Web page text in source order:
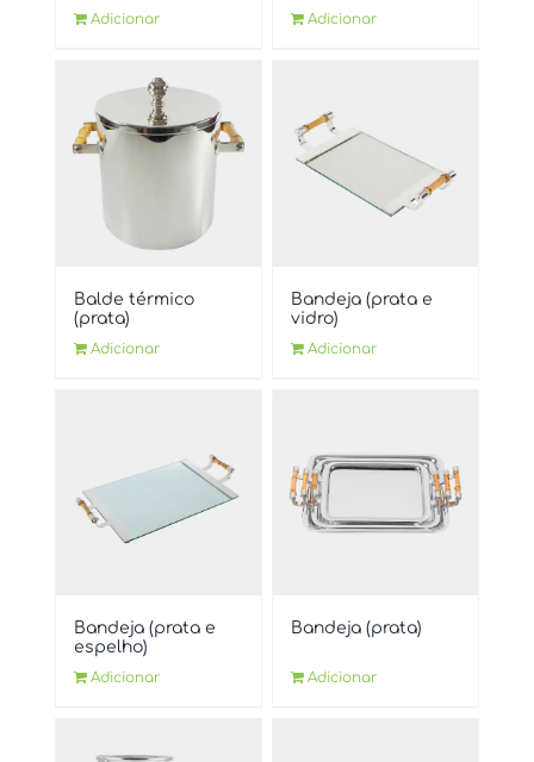
Adicionar Adicionar
Balde térmico
(prata)
Adicionar
Bandeja (prata e
vidro)
Adicionar
Bandeja (prata e
espelho)
Adicionar
Bandeja (prata)
Adicionar